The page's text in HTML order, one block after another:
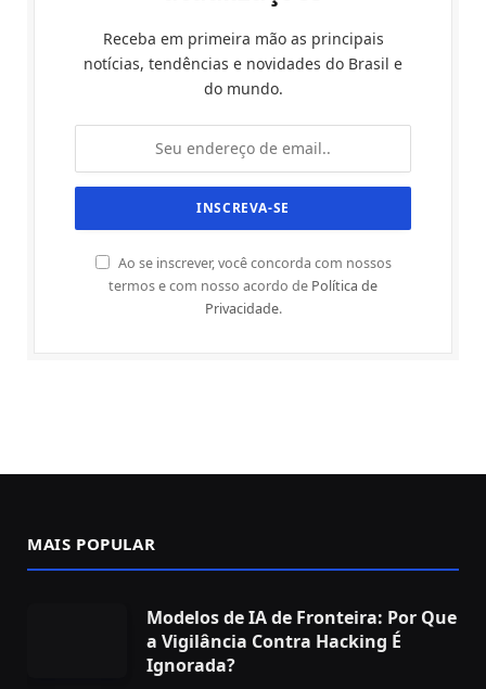
Receba em primeira mão as principais
notícias, tendências e novidades do Brasil e
do mundo.
Ao se inscrever, você concorda com nossos
termos e com nosso acordo de Política de
Privacidade.
MAIS POPULAR
Modelos de IA de Fronteira: Por Que
a Vigilância Contra Hacking É
Ignorada?